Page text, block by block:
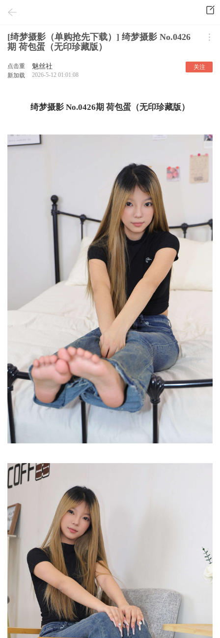
[绮梦摄影（单购抢先下载）] 绮梦摄影 No.0426
期 荷包蛋（无印珍藏版）
点击重
新加载
魅丝社
2026-5-12 01:01:08
关注
绮梦摄影 No.0426期 荷包蛋（无印珍藏版）